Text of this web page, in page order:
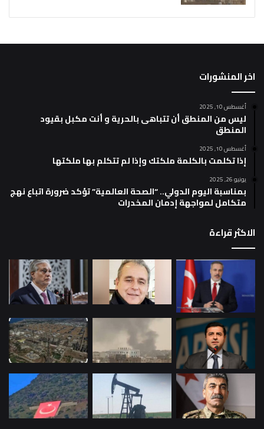
اخر المنشورات
أغسطس 10, 2025
ليس من المنطق أن تتباهى بالحرية و أنت مكبل بقيود
المنطق
أغسطس 10, 2025
إذا تكلمت بالكلمة ملكتك وإذا لم تتكلم بها ملكتها
يونيو 26, 2025
بمناسبة اليوم الدولي.. “الصحة العالمية” تؤكد ضرورة اتباع نهج
متكامل لمواجهة إدمان المخدرات
الاكثر قراءة